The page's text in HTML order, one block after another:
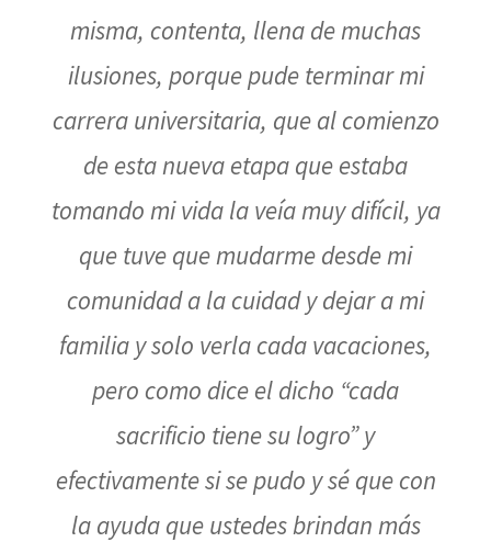
misma, contenta, llena de muchas
ilusiones, porque pude terminar mi
carrera universitaria, que al comienzo
de esta nueva etapa que estaba
tomando mi vida la veía muy difícil, ya
que tuve que mudarme desde mi
comunidad a la cuidad y dejar a mi
familia y solo verla cada vacaciones,
pero como dice el dicho “cada
sacrificio tiene su logro” y
efectivamente si se pudo y sé que con
la ayuda que ustedes brindan más